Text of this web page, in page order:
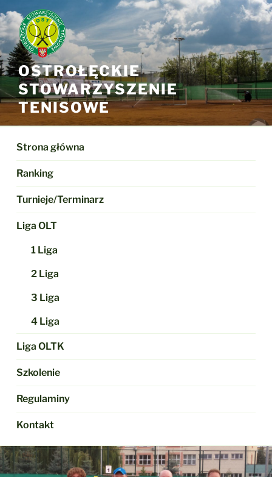
do
treści
OSTROŁĘCKIE
STOWARZYSZENIE
TENISOWE
Strona główna
Ranking
Turnieje/Terminarz
Liga OLT
1 Liga
2 Liga
3 Liga
4 Liga
Liga OLTK
Szkolenie
Regulaminy
Kontakt